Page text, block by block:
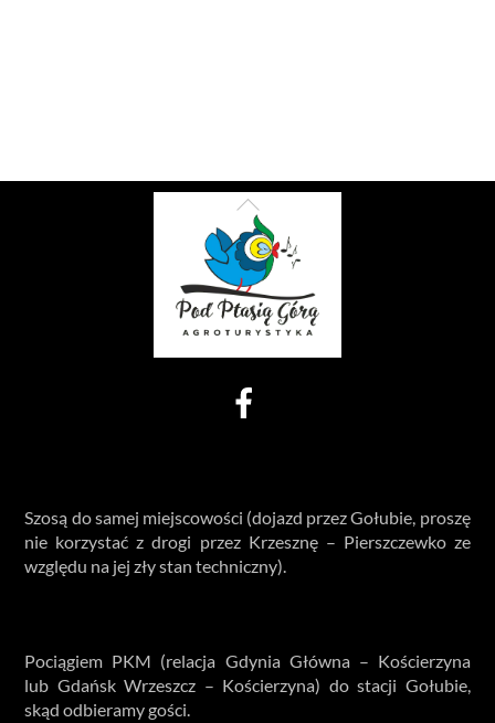
Back
To
Top
Szosą do samej miejscowości (dojazd przez Gołubie, proszę
nie korzystać z drogi przez Krzesznę – Pierszczewko ze
względu na jej zły stan techniczny).
Pociągiem PKM (relacja Gdynia Główna – Kościerzyna
lub Gdańsk Wrzeszcz – Kościerzyna) do stacji Gołubie,
skąd odbieramy gości.